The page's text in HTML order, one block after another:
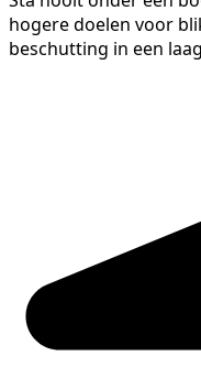
hogere doelen voor
beschutting in een